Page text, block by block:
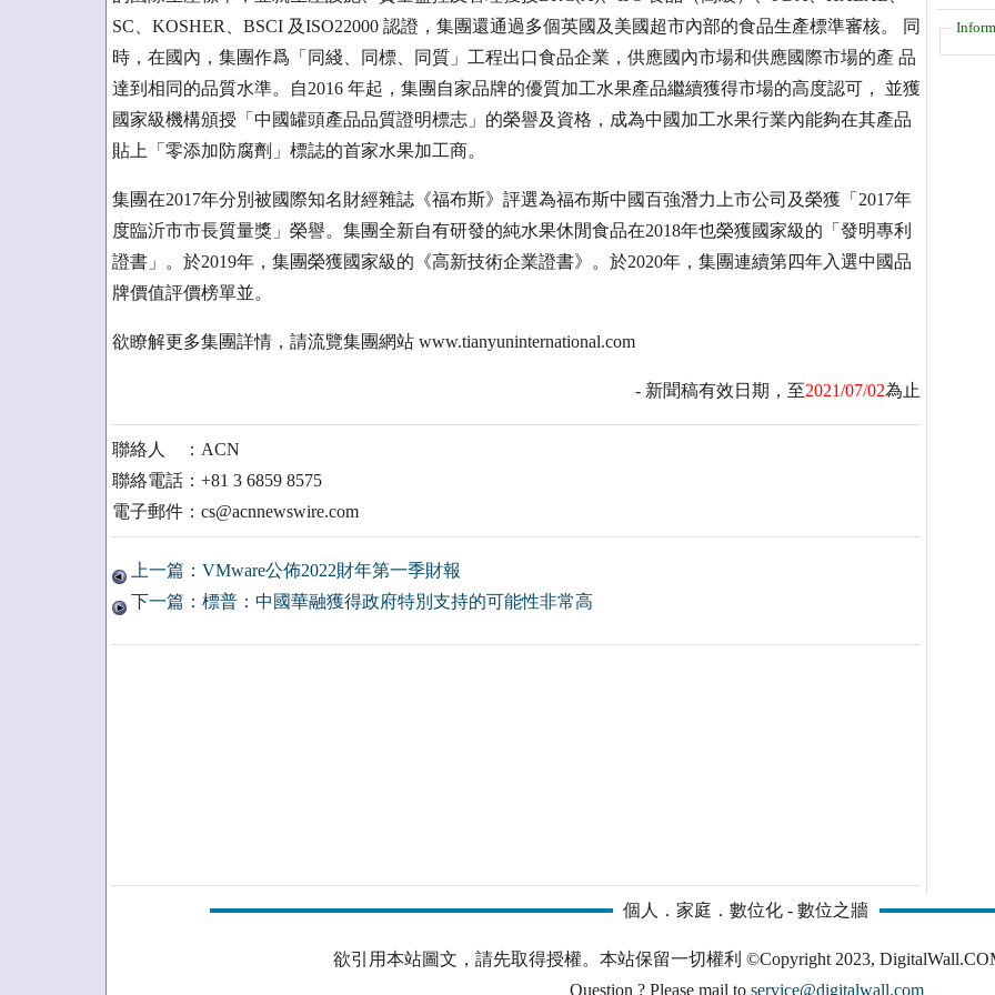
SC、KOSHER、BSCI 及ISO22000 認證，集團還通過多個英國及美國超市內部的食品生產標準審核。 同
時，在國內，集團作爲「同綫、同標、同質」工程出口食品企業，供應國內市場和供應國際市場的產 品
達到相同的品質水準。自2016 年起，集團自家品牌的優質加工水果產品繼續獲得市場的高度認可， 並獲
國家級機構頒授「中國罐頭產品品質證明標志」的榮譽及資格，成為中國加工水果行業內能夠在其產品
貼上「零添加防腐劑」標誌的首家水果加工商。
集團在2017年分別被國際知名財經雜誌《福布斯》評選為福布斯中國百強潛力上市公司及榮獲「2017年
度臨沂市市長質量獎」榮譽。集團全新自有研發的純水果休閒食品在2018年也榮獲國家級的「發明專利
證書」。於2019年，集團榮獲國家級的《高新技術企業證書》。於2020年，集團連續第四年入選中國品
牌價值評價榜單並。
欲瞭解更多集團詳情，請流覽集團網站 www.tianyuninternational.com
- 新聞稿有效日期，至2021/07/02為止
聯絡人 ：ACN
聯絡電話：+81 3 6859 8575
電子郵件：cs@acnnewswire.com
上一篇：VMware公佈2022財年第一季財報
下一篇：標普：中國華融獲得政府特別支持的可能性非常高
個人．家庭．數位化 - 數位之牆
欲引用本站圖文，請先取得授權。本站保留一切權利 ©Copyright 2023,
Question ? Please mail to service@digitalwall.com